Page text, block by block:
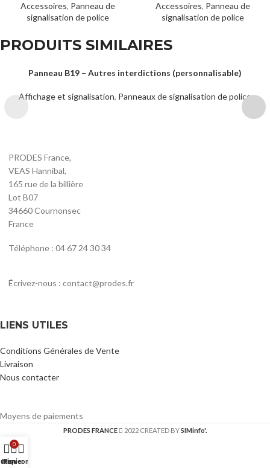
Accessoires, Panneau de
signalisation de police
Accessoires, Panneau de
signalisation de police
PRODUITS SIMILAIRES
Panneau B19 – Autres interdictions (personnalisable)
Affichage et signalisation, Panneaux de signalisation de police
PRODES France,
VEAS Hannibal,
165 rue de la billière
Lot B07
34660 Cournonsec
France
Téléphone : 04 67 24 30 34
Écrivez-nous : contact@prodes.fr
LIENS UTILES
Conditions Générales de Vente
Livraison
Nous contacter
Moyens de paiements
PRODES FRANCE 2022 CREATED BYSIMinfo'.
0
Panier
Mon compte